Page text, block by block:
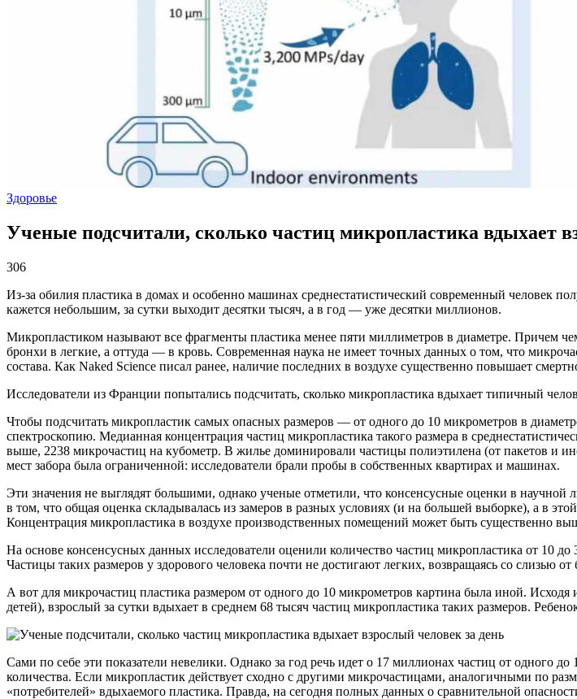
Здоровье
Ученые подсчитали, сколько частиц микропластика вдыхает
306
Из-за обилия пластика в домах и особенно машинах среднестатистический современный человек
кажется небольшим, за сутки выходит десятки тысяч, а в год — уже десятки миллионов.
Микропластиком называют все фрагменты пластика менее пяти миллиметров в диаметре. Причем
бронхи в легкие, а оттуда — в кровь. Современная наука не имеет точных данных о том, что
состава. Как Naked Science писал ранее, наличие последних в воздухе существенно повышает
Исследователи из Франции попытались подсчитать, сколько микропластика вдыхает типичный
Чтобы подсчитать микропластик самых опасных размеров — от одного до 10 микрометров в
спектроскопию. Медианная концентрация частиц микропластика такого размера в
выше, 2238 микрочастиц на кубометр. В жилье доминировали частицы полиэтилена (от пакетов и
мест забора была ограниченной: исследователи брали пробы в собственных квартирах и машинах.
Эти значения не выглядят большими, однако ученые отметили, что консенсусные оценки в
в том, что общая оценка складывалась из замеров в разных условиях (и на большей выборке), а в
Концентрация микропластика в воздухе производственных помещений может быть существенно
На основе консенсусных данных исследователи оценили количество частиц микропластика от 10
Частицы таких размеров у здорового человека почти не достигают легких, возвращаясь со слизью
А вот для микрочастиц пластика размером от одного до 10 микрометров картина была иной.
детей), взрослый за сутки вдыхает в среднем 68 тысяч частиц микропластика таких размеров.
Сами по себе эти показатели невелики. Однако за год речь идет о 17 миллионах частиц от одного
количества. Если микропластик действует сходно с другими микрочастицами, аналогичными по
«потребителей» вдыхаемого пластика. Правда, на сегодня полных данных о сравнительной